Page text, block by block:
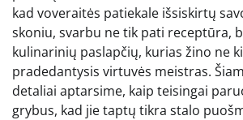
kad voveraitės patiekale išsiskirtų
skoniu, svarbu ne tik pati receptūra,
kulinarinių paslapčių, kurias žino ne
pradedantysis virtuvės meistras.
detaliai aptarsime, kaip teisingai
grybus, kad jie taptų tikra stalo